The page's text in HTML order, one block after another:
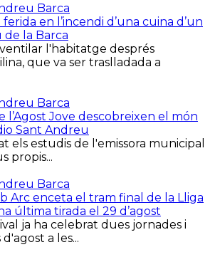
Barca
en l’incendi d’una cuina d’un
de la Barca
l'habitatge després
que va ser traslladada a
Barca
l’Agost Jove descobreixen el món
Sant Andreu
els estudis de l'emissora municipal
propis...
Barca
Arc enceta el tram final de la Lliga
última tirada el 29 d’agost
ja ha celebrat dues jornades i
a les...